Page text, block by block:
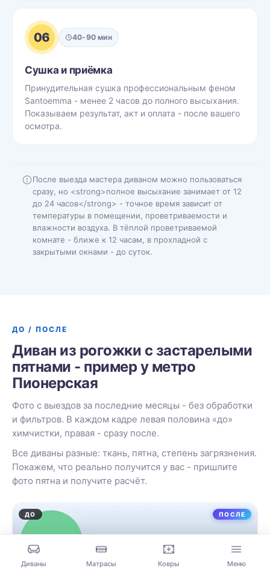
06 40-90 мин
Сушка и приёмка
Принудительная сушка профессиональным феном
Santoemma - менее 2 часов до полного высыхания.
Показываем результат, акт и оплата - после вашего
осмотра.
После выезда мастера диваном можно пользоваться
сразу, но <strong>полное высыхание занимает от 12
до 24 часов</strong> - точное время зависит от
температуры в помещении, проветриваемости и
влажности воздуха. В тёплой проветриваемой
комнате - ближе к 12 часам, в прохладной с
закрытыми окнами - до суток.
ДО / ПОСЛЕ
Диван из рогожки с застарелыми
пятнами - пример у метро
Пионерская
Фото с выездов за последние месяцы - без обработки
и фильтров. В каждом кадре левая половина «до»
химчистки, правая - сразу после.
Все диваны разные: ткань, пятна, степень загрязнения.
Покажем, что реально получится у вас - пришлите
фото пятна и получите расчёт.
ДО ПОСЛЕ
Диваны Матрасы Ковры Меню